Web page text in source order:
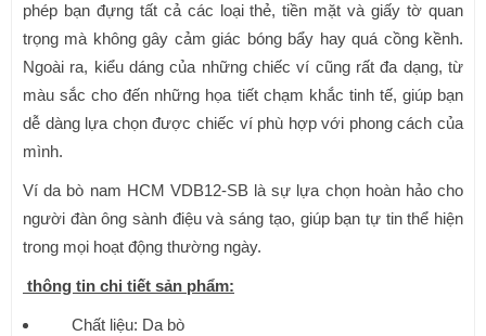
phép bạn đựng tất cả các loại thẻ, tiền mặt và giấy tờ quan
trọng mà không gây cảm giác bóng bẩy hay quá cồng kềnh.
Ngoài ra, kiểu dáng của những chiếc ví cũng rất đa dạng, từ
màu sắc cho đến những họa tiết chạm khắc tinh tế, giúp bạn
dễ dàng lựa chọn được chiếc ví phù hợp với phong cách của
mình.
Ví da bò nam HCM VDB12-SB là sự lựa chọn hoàn hảo cho
người đàn ông sành điệu và sáng tạo, giúp bạn tự tin thể hiện
trong mọi hoạt động thường ngày.
thông tin chi tiết sản phẩm:
Chất liệu: Da bò